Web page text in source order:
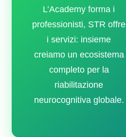
L’Academy forma i
professionisti, STR offre
i servizi: insieme
creiamo un ecosistema
completo per la
riabilitazione
neurocognitiva globale.